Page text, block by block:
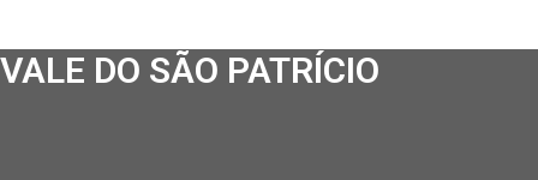
VALE DO SÃO PATRÍCIO